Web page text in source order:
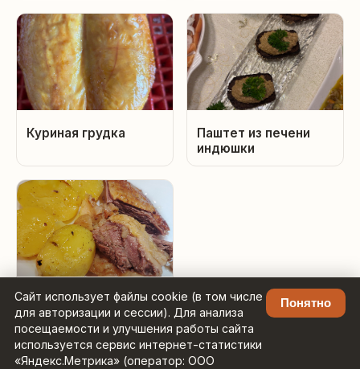
Сайт использует файлы cookie (в том числе
для авторизации и сессии). Для анализа
посещаемости и улучшения работы сайта
используется сервис интернет-статистики
«Яндекс.Метрика» (оператор: ООО
Понятно
Куриная грудка
Паштет из печени
индюшки
Гусь запеченный с
картофелем